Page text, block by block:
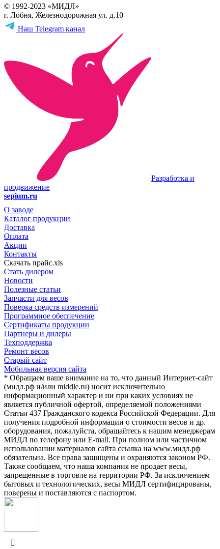
© 1992-2023 «МИДЛ»
г. Лобня, Железнодорожная ул. д.10
Наш Telegram канал
Разработка и
продвижение
sepium.ru
О заводе
Каталог продукции
Доставка
Оплата
Акции
Контакты
Скачать прайс.xls
Стать дилером
Новости
Полезные статьи
Запчасти для весов
Поверка средств измерений
Программное обеспечение
Сертификаты продукции
Партнеры и дилеры
Техподдержка
Ремонт весов
Старый сайт
Мобильная версия сайта
* Обращаем ваше внимание на то, что данный Интернет-сайт
(мидл.рф и/или middle.ru) носит исключительно
информационный характер и ни при каких условиях не
является публичной офертой, определяемой положениями
Статьи 437 Гражданского кодекса Российской Федерации. Для
получения подробной информации о стоимости весов и др.
оборудования, пожалуйста, обращайтесь к нашим менеджерам
МИДЛ по телефону или E-mail. При полном или частичном
использовании материалов сайта ссылка на www.мидл.рф
обязательна. Все права защищены и охраняются законом РФ.
Также сообщаем, что наша компания не продает весы,
запрещенные в торговле на территории РФ. За исключением
бытовых и технологических, весы МИДЛ сертифицированы,
поверены и поставляются с паспортом.